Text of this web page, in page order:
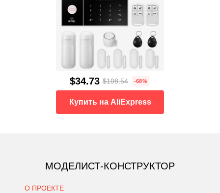
$34.73 $108.54 -68%
Купить на AliExpress
МОДЕЛИСТ-КОНСТРУКТОР
О ПРОЕКТЕ